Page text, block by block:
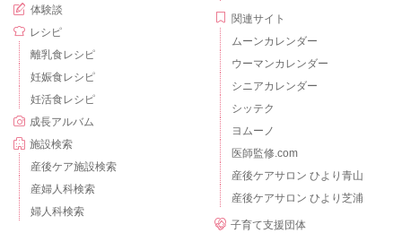
体験談
レシピ
離乳食レシピ
妊娠食レシピ
妊活食レシピ
成長アルバム
施設検索
産後ケア施設検索
産婦人科検索
婦人科検索
関連サイト
ムーンカレンダー
ウーマンカレンダー
シニアカレンダー
シッテク
ヨムーノ
医師監修.com
産後ケアサロン ひより青山
産後ケアサロン ひより芝浦
子育て支援団体